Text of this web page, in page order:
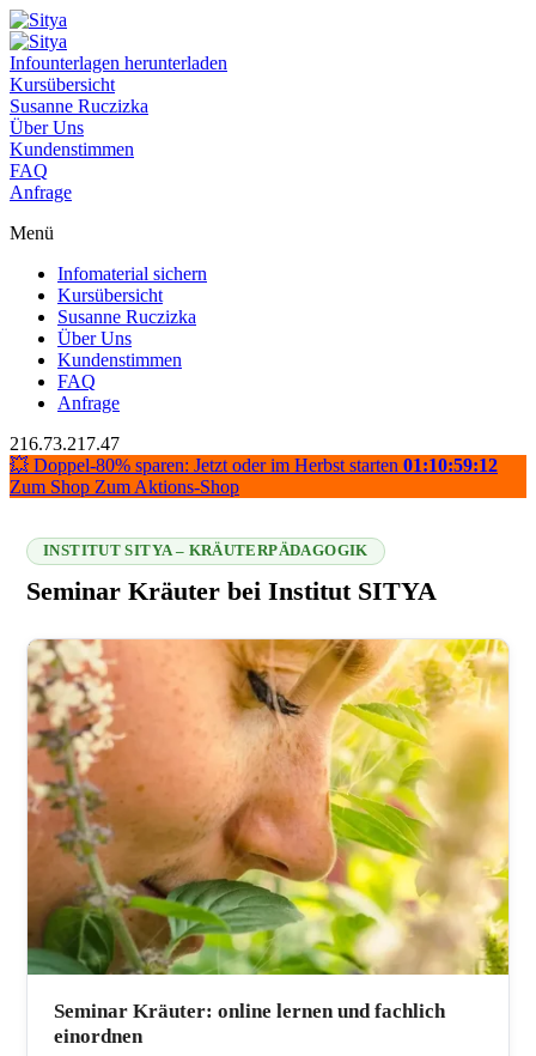
Infounterlagen herunterladen
Kursübersicht
Susanne Ruczizka
Über Uns
Kundenstimmen
FAQ
Anfrage
Menü
Infomaterial sichern
Kursübersicht
Susanne Ruczizka
Über Uns
Kundenstimmen
FAQ
Anfrage
216.73.217.47
💥 Doppel-80% sparen: Jetzt oder im Herbst starten 01:10:59:12
Zum Shop Zum Aktions-Shop
INSTITUT SITYA – KRÄUTERPÄDAGOGIK
Seminar Kräuter bei Institut SITYA
216.73.217.47 2026-08-08 12:59:41
Seminar Kräuter: online lernen und fachlich
einordnen